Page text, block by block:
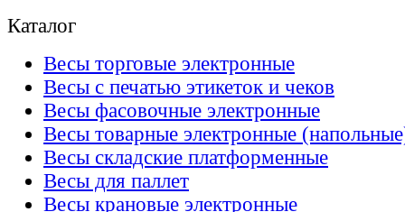
Каталог
Весы торговые электронные
Весы с печатью этикеток и чеков
Весы фасовочные электронные
Весы товарные электронные
Весы складские платформенные
Весы для паллет
Весы крановые электронные